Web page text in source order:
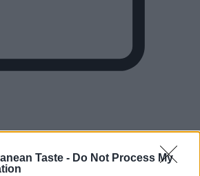
Taste - Do Not Process My